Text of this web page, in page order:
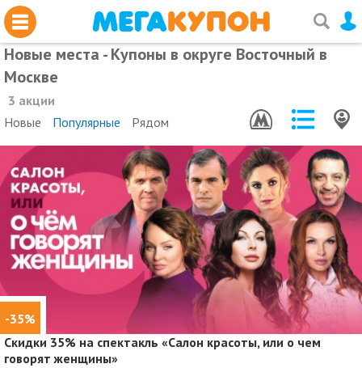
Новые места - Купоны в округе Восточный в
Москве
3 акции
Новые
Популярные Рядом
-35%
Скидки 35% на спектакль «Салон красоты, или о чем
говорят женщины»